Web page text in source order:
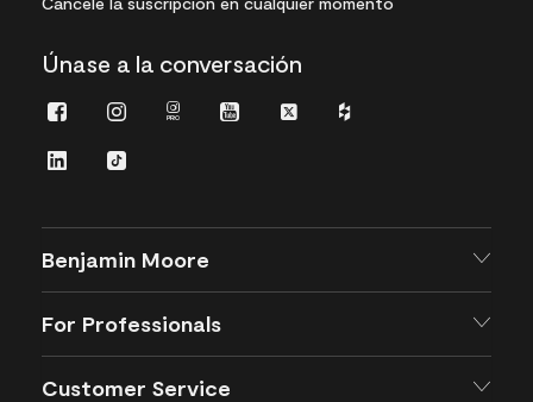
Únase a la conversación
FacebookInstagramInstagram
YoutubeTwitterHouzz
LinkedInTikTok
Benjamin Moore
For Professionals
Customer Service